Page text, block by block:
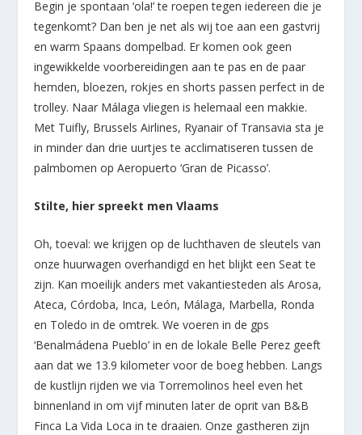
Begin je spontaan ‘ola!’ te roepen tegen iedereen die je
tegenkomt? Dan ben je net als wij toe aan een gastvrij
en warm Spaans dompelbad. Er komen ook geen
ingewikkelde voorbereidingen aan te pas en de paar
hemden, bloezen, rokjes en shorts passen perfect in de
trolley. Naar Málaga vliegen is helemaal een makkie.
Met Tuifly, Brussels Airlines, Ryanair of Transavia sta je
in minder dan drie uurtjes te acclimatiseren tussen de
palmbomen op Aeropuerto ‘Gran de Picasso’.
Stilte, hier spreekt men Vlaams
Oh, toeval: we krijgen op de luchthaven de sleutels van
onze huurwagen overhandigd en het blijkt een Seat te
zijn. Kan moeilijk anders met vakantiesteden als Arosa,
Ateca, Córdoba, Inca, León, Málaga, Marbella, Ronda
en Toledo in de omtrek. We voeren in de gps
‘Benalmádena Pueblo’ in en de lokale Belle Perez geeft
aan dat we 13.9 kilometer voor de boeg hebben. Langs
de kustlijn rijden we via Torremolinos heel even het
binnenland in om vijf minuten later de oprit van B&B
Finca La Vida Loca in te draaien. Onze gastheren zijn